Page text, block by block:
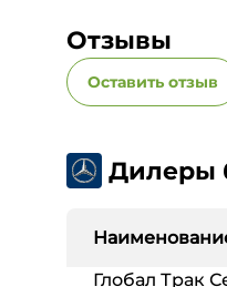
Отзывы
Оставить отзыв
Дилеры
Глобал Трак